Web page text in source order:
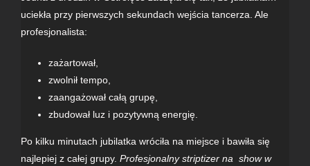
uciekła przy pierwszych sekundach wejścia tancerza. Ale
profesjonalista:
zażartował,
zwolnił tempo,
zaangażował całą grupę,
zbudował luz i pozytywną energię.
Po kilku minutach jubilatka wróciła na miejsce i bawiła się
najlepiej z całej grupy. Profesjonalny striptizer na show w